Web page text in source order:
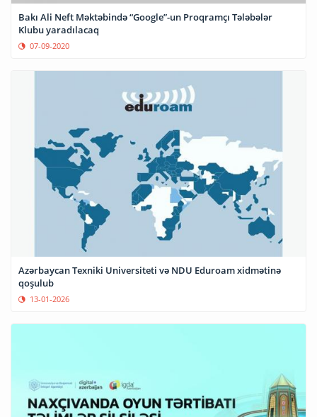
Bakı Ali Neft Məktəbində “Google”-un Proqramçı Tələbələr
Klubu yaradılacaq
07-09-2020
Azərbaycan Texniki Universiteti və NDU Eduroam xidmətinə
qoşulub
13-01-2026